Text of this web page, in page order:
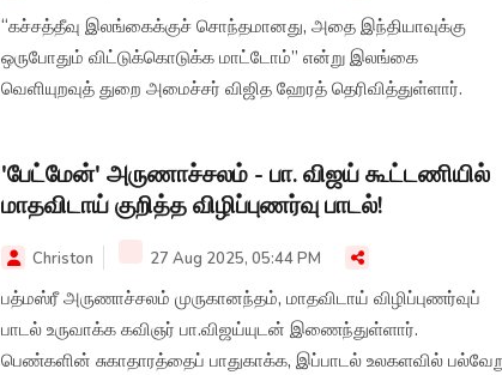
“கச்சத்தீவு இலங்கைக்குச் சொந்தமானது, அதை இந்தியாவுக்கு
ஒருபோதும் விட்டுக்கொடுக்க மாட்டோம்” என்று இலங்கை
வெளியுறவுத் துறை அமைச்சர் விஜித ஹேரத் தெரிவித்துள்ளார்.
'பேட்மேன்' அருணாச்சலம் - பா. விஜய் கூட்டணியில்
மாதவிடாய் குறித்த விழிப்புணர்வு பாடல்!
Christon 27 Aug 2025, 05:44 PM
பத்மஸ்ரீ அருணாச்சலம் முருகானந்தம், மாதவிடாய் விழிப்புணர்வுப்
பாடல் உருவாக்க கவிஞர் பா.விஜய்யுடன் இணைந்துள்ளார்.
பெண்களின் சுகாதாரத்தைப் பாதுகாக்க, இப்பாடல் உலகளவில்